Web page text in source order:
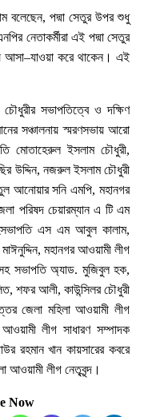
বলেছেন, পদ্মা সেতুর উপর শুধু
নেতাকর্মীরা এই পদ্মা সেতুর
আসা–যাওয়া করে থাকেন। এই
চৌধুরীর সভাপতিত্বে ও দক্ষিণ
সঞ্চালনায় স্মরণসভায় আরো
মোতাহেরুল ইসলাম চৌধুরী,
উদ্দিন, নজরুল ইসলাম চৌধুরী
আনোয়ার সনি এমপি, মহানগর
পরিষদ চেয়ারম্যান এ টি এম
এস এম আবুল কালাম,
মহানগর আওয়ামী লীগ
সভাপতি অ্যাড. মুজিবুল হক,
শফর আলী, কাউন্সিলর চৌধুরী
জেলা মহিলা আওয়ামী লীগ
লীগ সাধারণ সম্পাদক
রহমান খান কায়সারের কবরে
আওয়ামী লীগ নেতৃবৃন্দ।
Now